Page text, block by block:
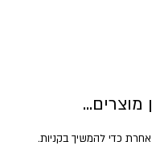
מוצרים...
כדי להמשיך בקניות.